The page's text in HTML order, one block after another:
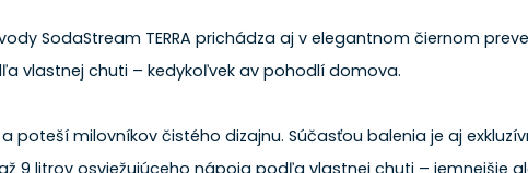
SodaStream TERRA prichádza aj v elegantnom čiernom
vlastnej chuti – kedykoľvek av pohodlí domova.
milovníkov čistého dizajnu. Súčasťou balenia je aj
9 litrov osviežujúceho nápoja podľa vlastnej chuti – jemnejšie